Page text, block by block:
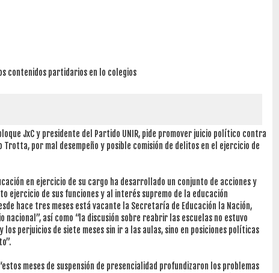
contenidos partidarios en lo colegios
JxC y presidente del Partido UNIR, pide promover juicio político contra
Trotta, por mal desempeño y posible comisión de delitos en el ejercicio de
en ejercicio de su cargo ha desarrollado un conjunto de acciones y
ejercicio de sus funciones y al interés supremo de la educación
hace tres meses está vacante la Secretaría de Educación la Nación,
nacional”, así como “la discusión sobre reabrir las escuelas no estuvo
los perjuicios de siete meses sin ir a las aulas, sino en posiciones políticas
meses de suspensión de presencialidad profundizaron los problemas